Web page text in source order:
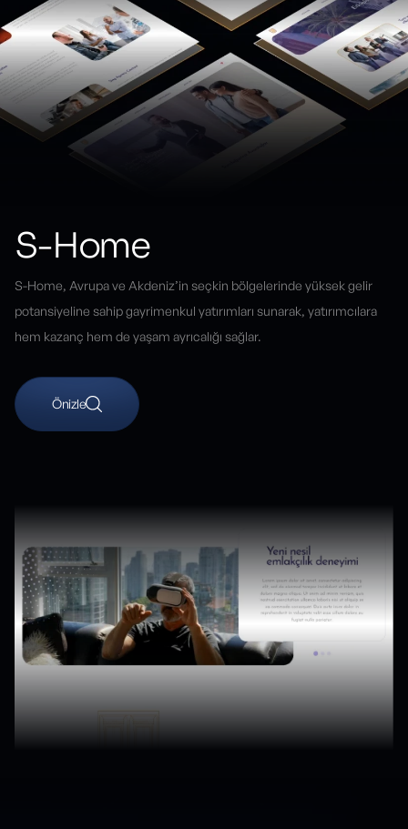
S-Home
S-Home, Avrupa ve Akdeniz’in seçkin bölgelerinde yüksek gelir
potansiyeline sahip gayrimenkul yatırımları sunarak, yatırımcılara
hem kazanç hem de yaşam ayrıcalığı sağlar.
Önizle